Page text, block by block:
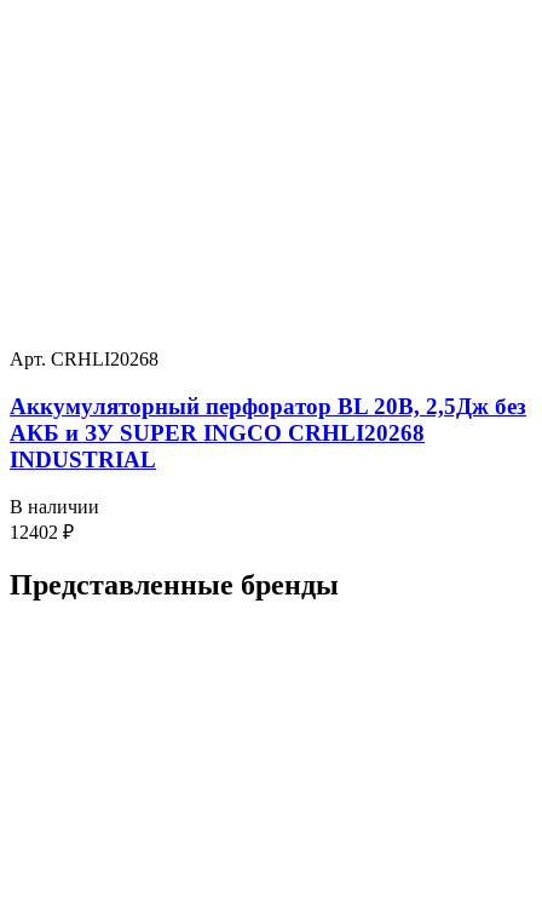
Арт. CRHLI20268
Аккумуляторный перфоратор BL 20В, 2,5Дж без
АКБ и ЗУ SUPER INGCO CRHLI20268
INDUSTRIAL
В наличии
12402 ₽
Представленные бренды